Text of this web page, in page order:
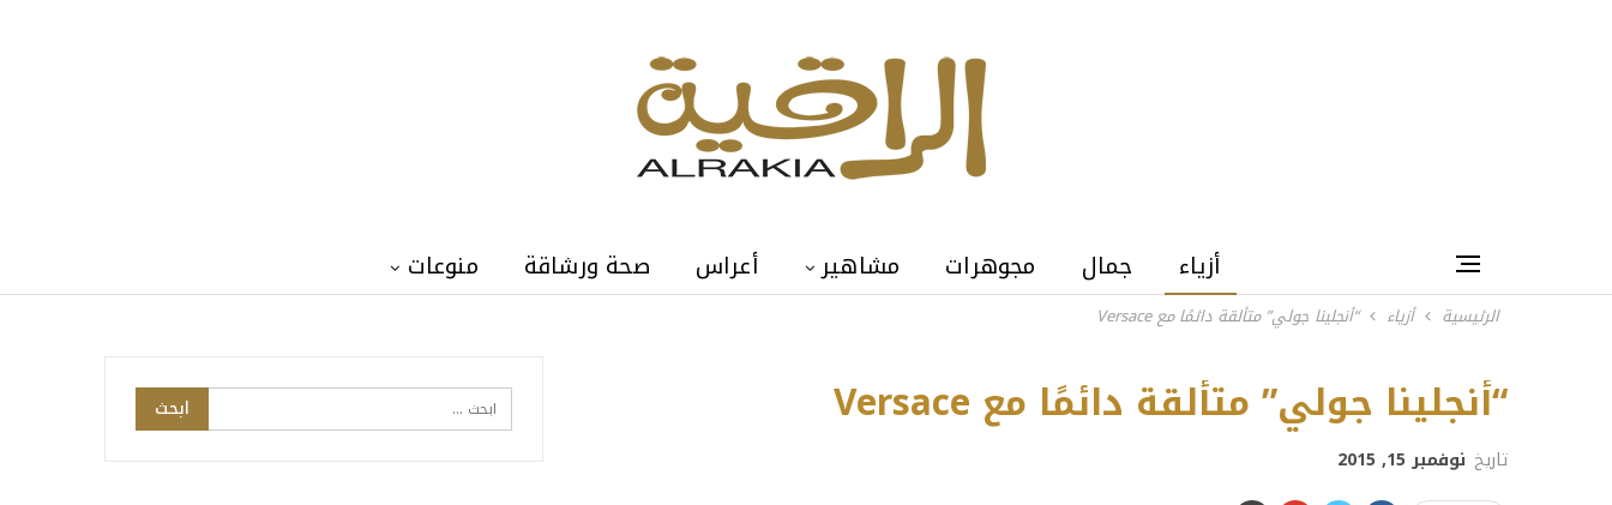
أزياء جمال مجوهرات مشاهير أعراس صحة ورشاقة منوعات
الرئيسية أزياء “أنجلينا جولي” متألقة دائمًا مع Versace
إطلالة أثارت ضجّة إعلامية في الأوسكار ٢٠١٢
“أنجلينا جولي” متألقة دائمًا مع Versace
تاريخ نوفمبر 15, 2015